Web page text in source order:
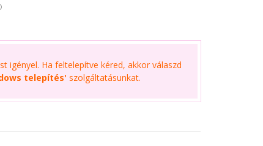
igényel. Ha feltelepítve kéred, akkor válaszd
telepítés' szolgáltatásunkat.